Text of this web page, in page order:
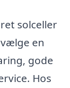
solceller
en
gode
Hos